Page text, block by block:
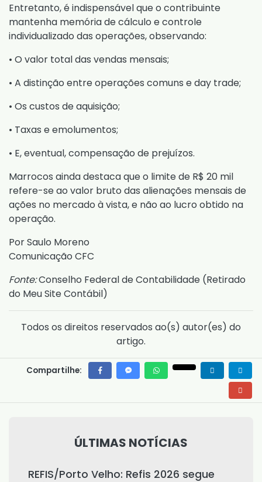
Entretanto, é indispensável que o contribuinte
mantenha memória de cálculo e controle
individualizado das operações, observando:
• O valor total das vendas mensais;
• A distinção entre operações comuns e day trade;
• Os custos de aquisição;
• Taxas e emolumentos;
• E, eventual, compensação de prejuízos.
Marrocos ainda destaca que o limite de R$ 20 mil
refere-se ao valor bruto das alienações mensais de
ações no mercado à vista, e não ao lucro obtido na
operação.
Por Saulo Moreno
Comunicação CFC
Fonte:Conselho Federal de Contabilidade (Retirado
do Meu Site Contábil)
Todos os direitos reservados ao(s) autor(es) do
artigo.
Compartilhe:
ÚLTIMAS NOTÍCIAS
REFIS/Porto Velho: Refis 2026 segue